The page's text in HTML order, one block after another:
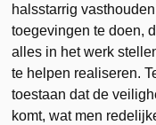
halsstarrig
toegevingen te doen,
alles in het werk
te helpen realiseren.
toestaan dat de
komt, wat men